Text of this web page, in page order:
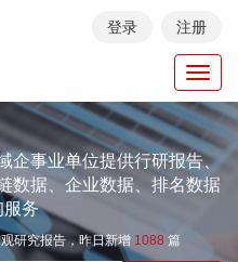
登录 注册
企事业单位提供行研报告、
数据、企业数据、排名数据
服务
研究报告，昨日新增 1088 篇